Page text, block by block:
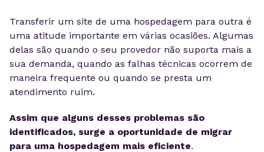
Transferir um site de uma hospedagem para outra é
uma atitude importante em várias ocasiões. Algumas
delas são quando o seu provedor não suporta mais a
sua demanda, quando as falhas técnicas ocorrem de
maneira frequente ou quando se presta um
atendimento ruim.
Assim que alguns desses problemas são
identificados, surge a oportunidade de migrar
para uma hospedagem mais eficiente.